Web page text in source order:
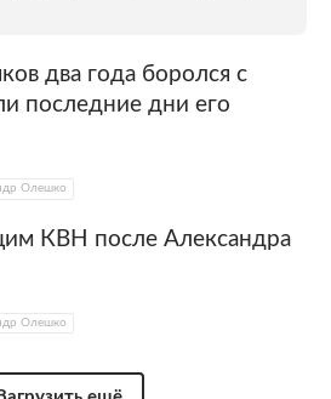
два года боролся с
последние дни его
Олешко
КВН после Александра
Олешко